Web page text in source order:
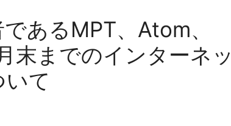
あるMPT、Atom、
末までのインターネッ
いて